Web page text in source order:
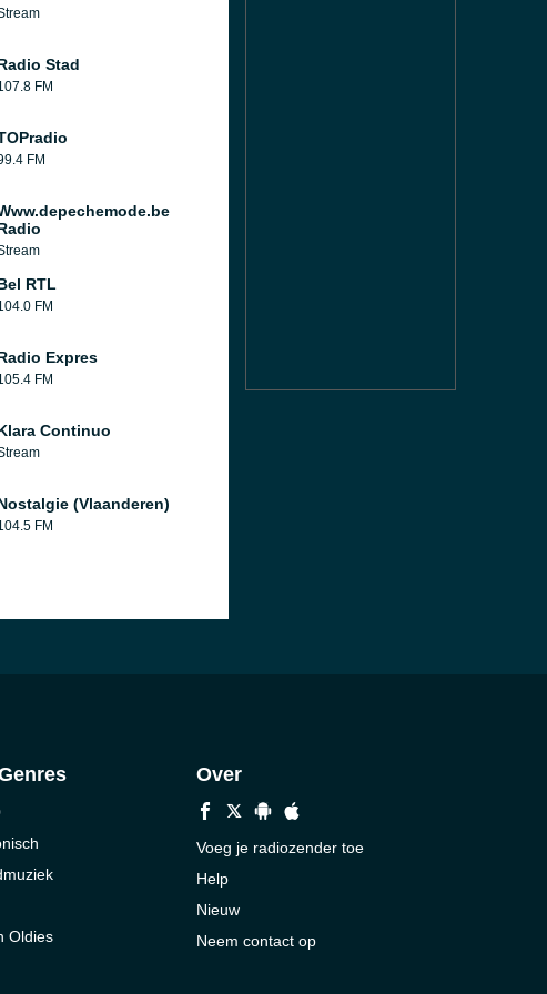
Stad
FM
FM
RTL
FM
Expres
FM
Continuo
(Vlaanderen)
FM
Oldies
Over
Voeg je radiozender toe
Help
Nieuw
Neem contact op